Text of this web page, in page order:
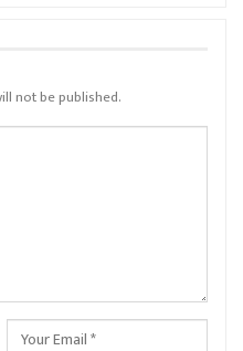
not be published.